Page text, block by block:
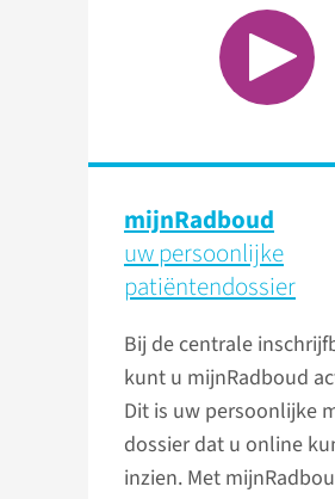
mijnRadboud
uw persoonlijke
patiënten­dossier
Bij de centrale
kunt u mijnRadboud
Dit is uw persoonlijke
dossier dat u online
inzien. Met